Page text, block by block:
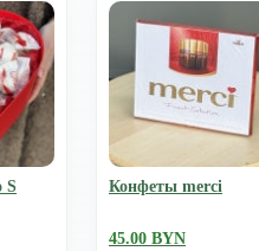
S Конфеты merci
45.00 BYN